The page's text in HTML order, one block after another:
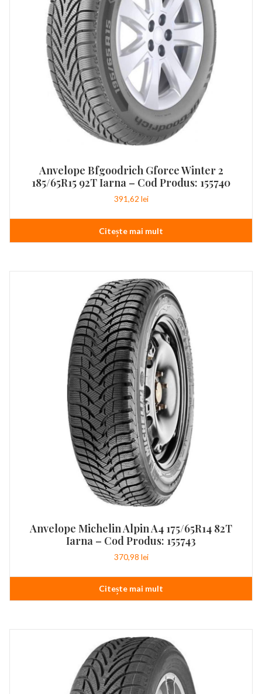
Anvelope Bfgoodrich Gforce Winter 2
185/65R15 92T Iarna – Cod Produs: 155740
391,62 lei
Citește mai mult
Anvelope Michelin Alpin A4 175/65R14 82T
Iarna – Cod Produs: 155743
370,98 lei
Citește mai mult